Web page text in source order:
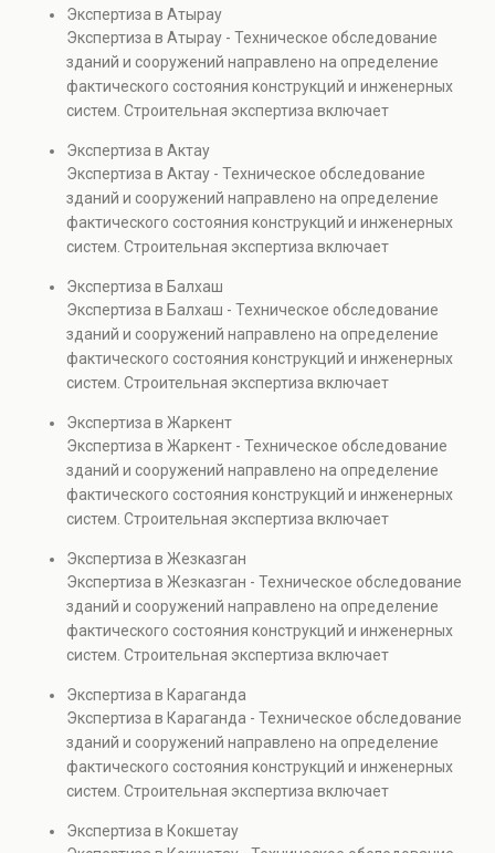
элементов и оценку эксплуатационной безопасности.
Услуга востребована при покупке недвижимости,
капитальном ремонте и реконструкции объектов, а
также при судебных разбирательствах и технических
проверках.
Экспертиза в Атырау
Экспертиза в Атырау - Техническое обследование
зданий и сооружений направлено на определение
фактического состояния конструкций и инженерных
систем. Строительная экспертиза включает
элементов и оценку эксплуатационной безопасности.
Услуга востребована при покупке недвижимости,
капитальном ремонте и реконструкции объектов, а
также при судебных разбирательствах и технических
проверках.
Экспертиза в Актау
Экспертиза в Актау - Техническое обследование
зданий и сооружений направлено на определение
фактического состояния конструкций и инженерных
систем. Строительная экспертиза включает
элементов и оценку эксплуатационной безопасности.
Услуга востребована при покупке недвижимости,
капитальном ремонте и реконструкции объектов, а
также при судебных разбирательствах и технических
проверках.
Экспертиза в Балхаш
Экспертиза в Балхаш - Техническое обследование
зданий и сооружений направлено на определение
фактического состояния конструкций и инженерных
систем. Строительная экспертиза включает
элементов и оценку эксплуатационной безопасности.
Услуга востребована при покупке недвижимости,
капитальном ремонте и реконструкции объектов, а
также при судебных разбирательствах и технических
проверках.
Экспертиза в Жаркент
Экспертиза в Жаркент - Техническое обследование
зданий и сооружений направлено на определение
фактического состояния конструкций и инженерных
систем. Строительная экспертиза включает
элементов и оценку эксплуатационной безопасности.
Услуга востребована при покупке недвижимости,
капитальном ремонте и реконструкции объектов, а
также при судебных разбирательствах и технических
проверках.
Экспертиза в Жезказган
Экспертиза в Жезказган - Техническое обследование
зданий и сооружений направлено на определение
фактического состояния конструкций и инженерных
систем. Строительная экспертиза включает
элементов и оценку эксплуатационной безопасности.
Услуга востребована при покупке недвижимости,
капитальном ремонте и реконструкции объектов, а
также при судебных разбирательствах и технических
проверках.
Экспертиза в Караганда
Экспертиза в Караганда - Техническое обследование
зданий и сооружений направлено на определение
фактического состояния конструкций и инженерных
систем. Строительная экспертиза включает
элементов и оценку эксплуатационной безопасности.
Экспертиза в Кокшетау